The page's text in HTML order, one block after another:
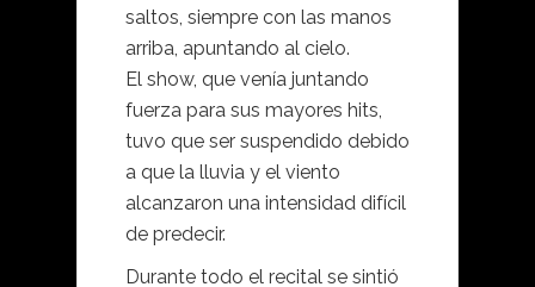
saltos, siempre con las manos
arriba, apuntando al cielo.
El show, que venía juntando
fuerza para sus mayores hits,
tuvo que ser suspendido debido
a que la lluvia y el viento
alcanzaron una intensidad difícil
de predecir.
Durante todo el recital se sintió